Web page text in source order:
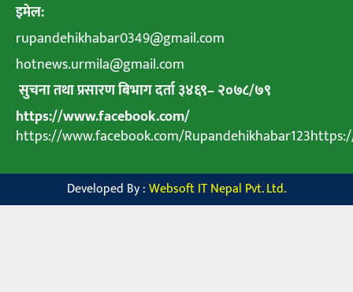
इमेल:
rupandehikhabar0349@gmail.com
hotnews.urmila@gmail.com
सुचना तथा प्रसारण बिभाग दर्ता ३४६९–२०७८/७९
https://www.facebook.com/
https://www.facebook.com/
Developed By :Websoft IT Nepal Pvt. Ltd.